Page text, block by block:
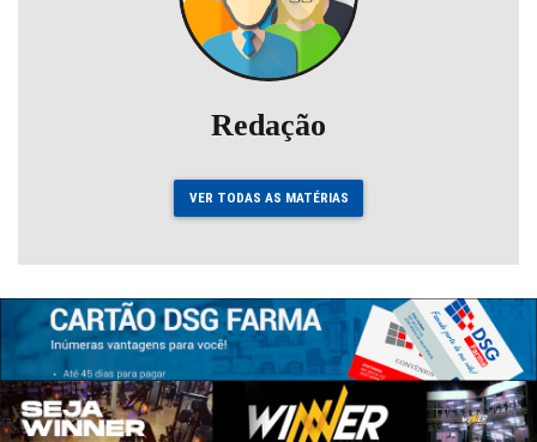
Redação
VER TODAS AS MATÉRIAS